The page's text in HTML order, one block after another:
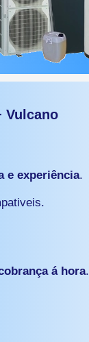
Vulcano
e experiência.
á hora.